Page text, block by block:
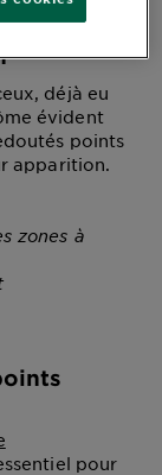
5 étapes
déjà eu
évident
points
apparition.
zones à
pour